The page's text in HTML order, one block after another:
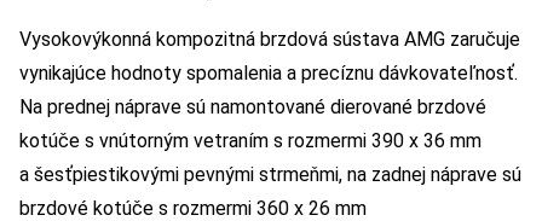
Vysokovýkonná kompozitná brzdová sústava AMG zaručuje
vynikajúce hodnoty spomalenia a precíznu dávkovateľnosť.
Na prednej náprave sú namontované dierované brzdové
kotúče s vnútorným vetraním s rozmermi 390 x 36 mm
a šesťpiestikovými pevnými strmeňmi, na zadnej náprave sú
brzdové kotúče s rozmermi 360 x 26 mm